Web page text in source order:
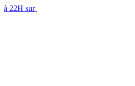
à 22H sur